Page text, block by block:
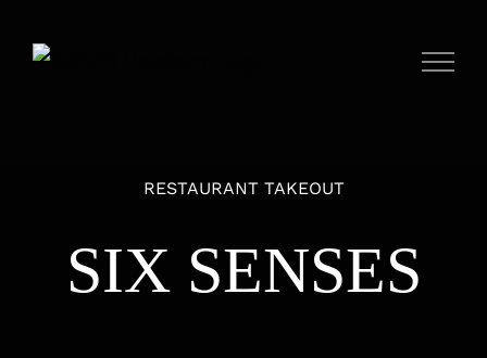
Inhalt
RESTAURANT TAKEOUT
SIX SENSES